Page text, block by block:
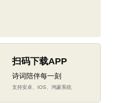
扫码下载APP
诗词陪伴每一刻
支持安卓、IOS、鸿蒙系统